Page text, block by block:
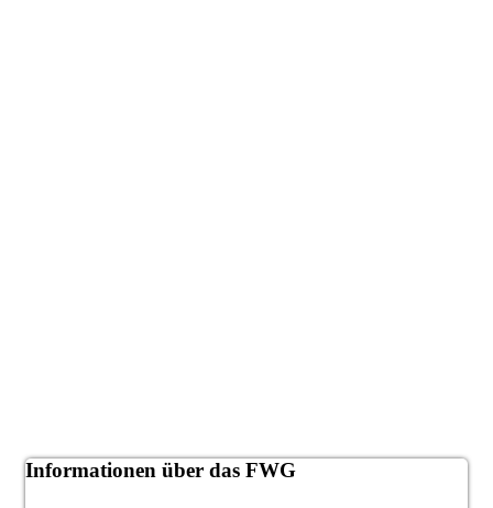
Informationen über das FWG